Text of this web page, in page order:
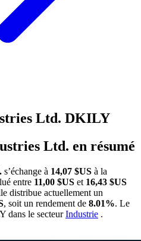
Ltd. DKILY
Ltd. en résumé
s’échange à 14,07 $US à la
entre 11,00 $US et 16,43 $US
distribue actuellement un
, soit un rendement de 8.01%. Le
dans le secteurIndustrie .